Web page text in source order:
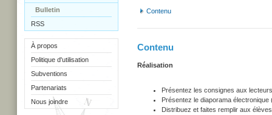
Bulletin
RSS
À propos
Politique d'utilisation
Subventions
Partenariats
Nous joindre
Contenu
Contenu
Réalisation
Présentez les consignes aux
Présentez le diaporama électronique
Distribuez et faites remplir aux